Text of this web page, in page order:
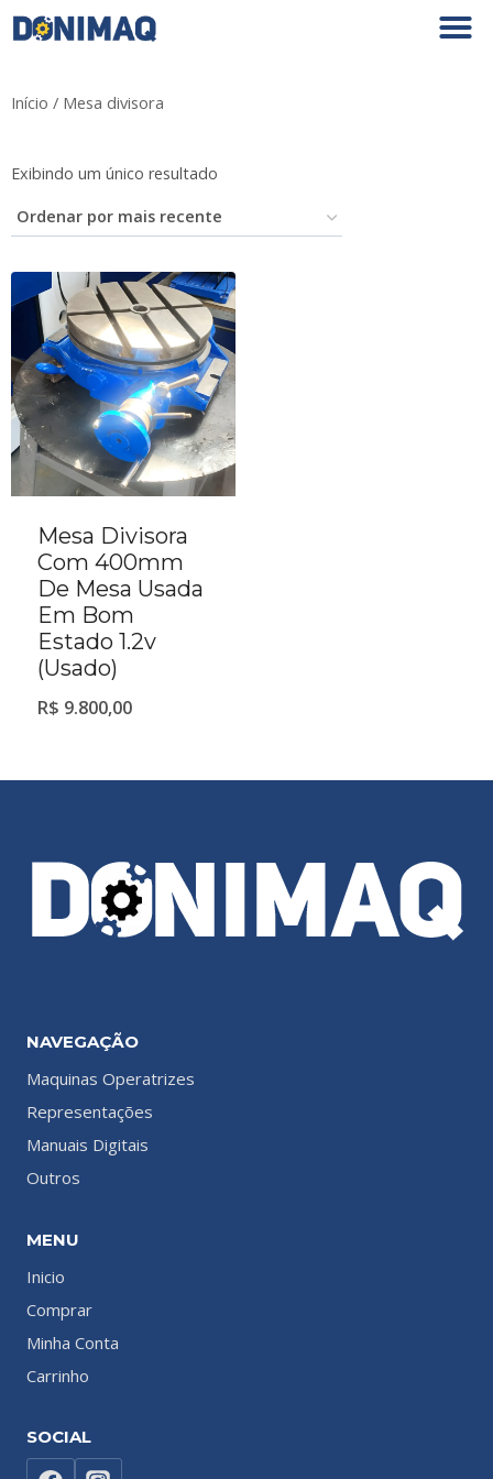
Início / Mesa divisora
Exibindo um único resultado
Mesa Divisora
Com 400mm
De Mesa Usada
Em Bom
Estado 1.2v
(Usado)
R$ 9.800,00
NAVEGAÇÃO
Maquinas Operatrizes
Representações
Manuais Digitais
Outros
MENU
Inicio
Comprar
Minha Conta
Carrinho
SOCIAL